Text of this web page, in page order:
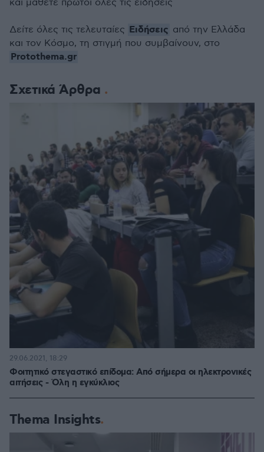
Σχετικά Άρθρα
Φοιτητικό στεγαστικό επίδομα: Από σήμερα οι ηλεκτρονικές
αιτήσεις - Όλη η εγκύκλιος
29.06.2021, 18:29
Thema Insights
και μάθετε πρώτοι όλες τις ειδήσεις
Δείτε όλες τις τελευταίες Ειδήσεις από την Ελλάδα
και τον Κόσμο, τη στιγμή που συμβαίνουν, στο
Protothema.gr